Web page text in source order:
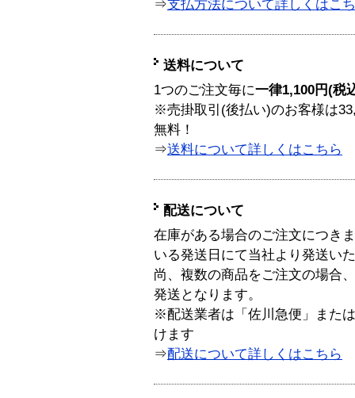
⇒支払方法について詳しくはこ
送料について
1つのご注文毎に一律1,100円(税
※売掛取引(後払い)のお客様は
無料！
⇒送料について詳しくはこちら
配送について
在庫がある場合のご注文につき
いる発送日にて当社より発送い
尚、複数の商品をご注文の場合
発送となります。
※配送業者は「佐川急便」また
けます
⇒配送について詳しくはこちら